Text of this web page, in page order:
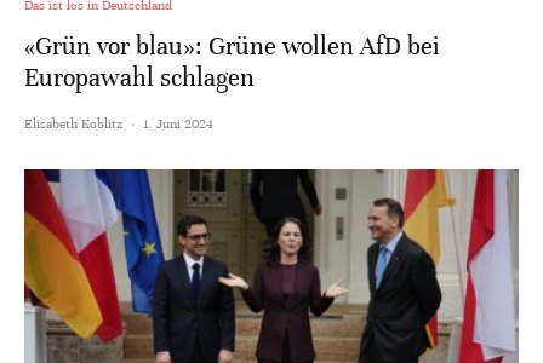
Das ist los in Deutschland
«Grün vor blau»: Grüne wollen AfD bei
Europawahl schlagen
Elisabeth Koblitz · 1. Juni 2024